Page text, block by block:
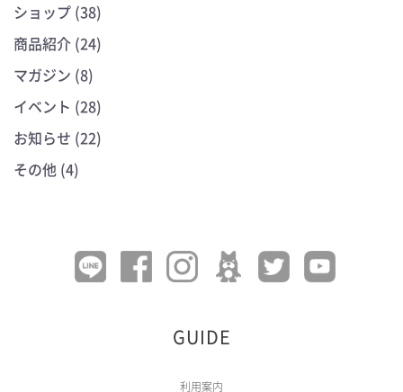
ショップ (38)
商品紹介 (24)
マガジン (8)
イベント (28)
お知らせ (22)
その他 (4)
GUIDE
利用案内